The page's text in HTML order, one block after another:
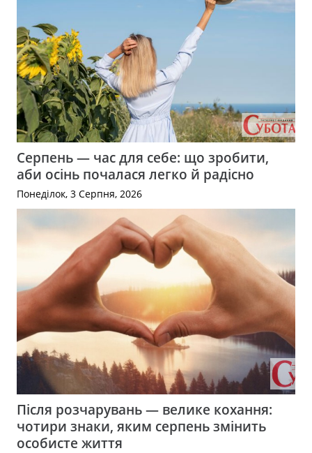
Серпень — час для себе: що зробити,
аби осінь почалася легко й радісно
Понеділок, 3 Серпня, 2026
Після розчарувань — велике кохання:
чотири знаки, яким серпень змінить
особисте життя